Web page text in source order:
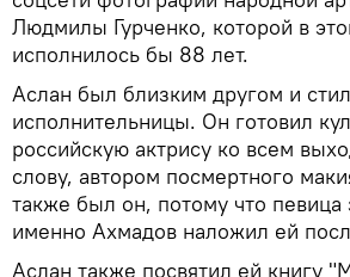
Людмилы Гурченко, которой в
исполнилось бы 88 лет.
Аслан был близким другом и
исполнительницы. Он готовил
российскую актрису ко всем
слову, автором посмертного
также был он, потому что
именно Ахмадов наложил ей
Аслан также посвятил ей книгу